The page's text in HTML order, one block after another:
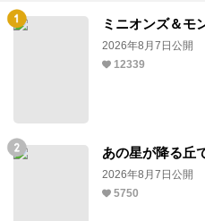
ミニオンズ＆モ
2026年8月7日公開
12339
あの星が降る丘
2026年8月7日公開
5750